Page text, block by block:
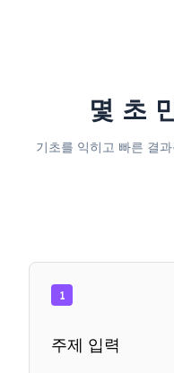
몇 초
기초를 익히고 빠른 결
1
주제 입력